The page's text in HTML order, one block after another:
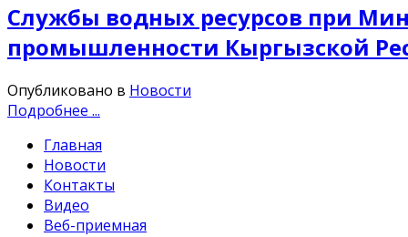
Службы водных ресурсов при
промышленности Кыргызской
Опубликовано в Новости
Подробнее ...
Главная
Новости
Контакты
Видео
Веб-приемная